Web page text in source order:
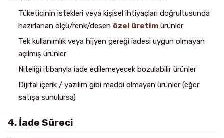
Tüketicinin istekleri veya kişisel ihtiyaçları doğrultusunda
hazırlanan ölçü/renk/desen özel üretim ürünler
Tek kullanımlık veya hijyen gereği iadesi uygun olmayan
açılmış ürünler
Niteliği itibarıyla iade edilemeyecek bozulabilir ürünler
Dijital içerik / yazılım gibi maddi olmayan ürünler (eğer
satışa sunulursa)
4. İade Süreci